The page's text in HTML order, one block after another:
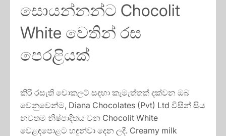
සොයන්නන්ට Chocolit
White වෙතින් රස
පෙරළියක්
කිරි රසැති චොකලට් සඳහා කැමැත්තක් දක්වන ඔබ
වෙනුවෙන්ම, Diana Chocolates (Pvt) Ltd විසින් සිය
නවතම නිෂ්පාදිතය වන Chocolit White
වෙළඳපොළට හඳුන්වා දෙන ලදී. Creamy milk